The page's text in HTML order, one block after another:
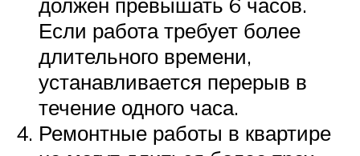
Если работа требует более
длительного времени,
устанавливается перерыв в
течение одного часа.
Ремонтные работы в квартире